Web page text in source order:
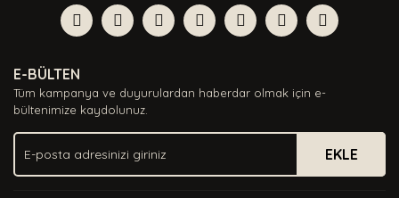
Yorum Yaz
Görüş ve önerileriniz için teşekkür ederiz.
Ürün açıklamasında eksik bilgiler bulunuyor.
Ürün bilgilerinde hatalar bulunuyor.
Ürün fiyatı diğer sitelerden daha pahalı.
Bu ürüne benzer farklı alternatifler olmalı.
E-BÜLTEN
Tüm kampanya ve duyurulardan haberdar olmak için e-
bültenimize kaydolunuz.
EKLE